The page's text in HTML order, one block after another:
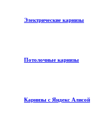
Электрические карнизы
Потолочные карнизы
Карнизы с Яндекс Алисой